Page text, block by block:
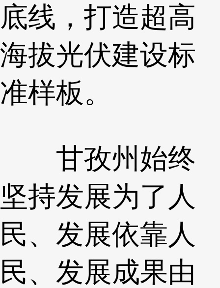
底线，打造超高
海拔光伏建设标
准样板。
甘孜州始终
坚持发展为了人
民、发展依靠人
民、发展成果由